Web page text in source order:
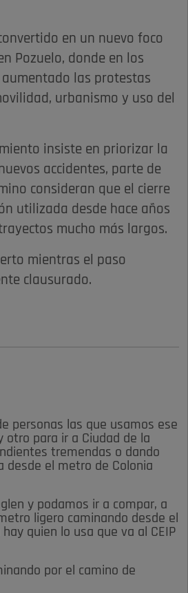
en un nuevo foco
Pozuelo, donde en los
las protestas
urbanismo y uso del
insiste en priorizar la
accidentes, parte de
consideran que el cierre
utilizada desde hace años
mucho más largos.
mientras el paso
clausurado.
personas las que usamos ese
otro para ir a Ciudad de la
tremendas o dando
desde el metro de Colonia
y podamos ir a compar, a
ligero caminando desde el
quien lo usa que va al CEIP
por el camino de